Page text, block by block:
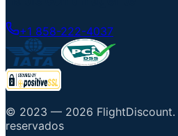
+1 858-222-4037
© 2023 — 2026 FlightDiscount.
reservados